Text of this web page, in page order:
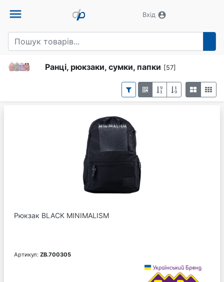
menu Вхід account_circle
Ранці, рюкзаки, сумки, папки [57]
Рюкзак BLACK MINIMALISM
Артикул: ZB.700305